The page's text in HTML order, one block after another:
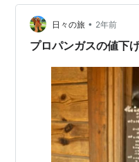
契約者である夫の名前
えとかないとダメですね
日々の旅 • 2年前
プロパンガスの値下